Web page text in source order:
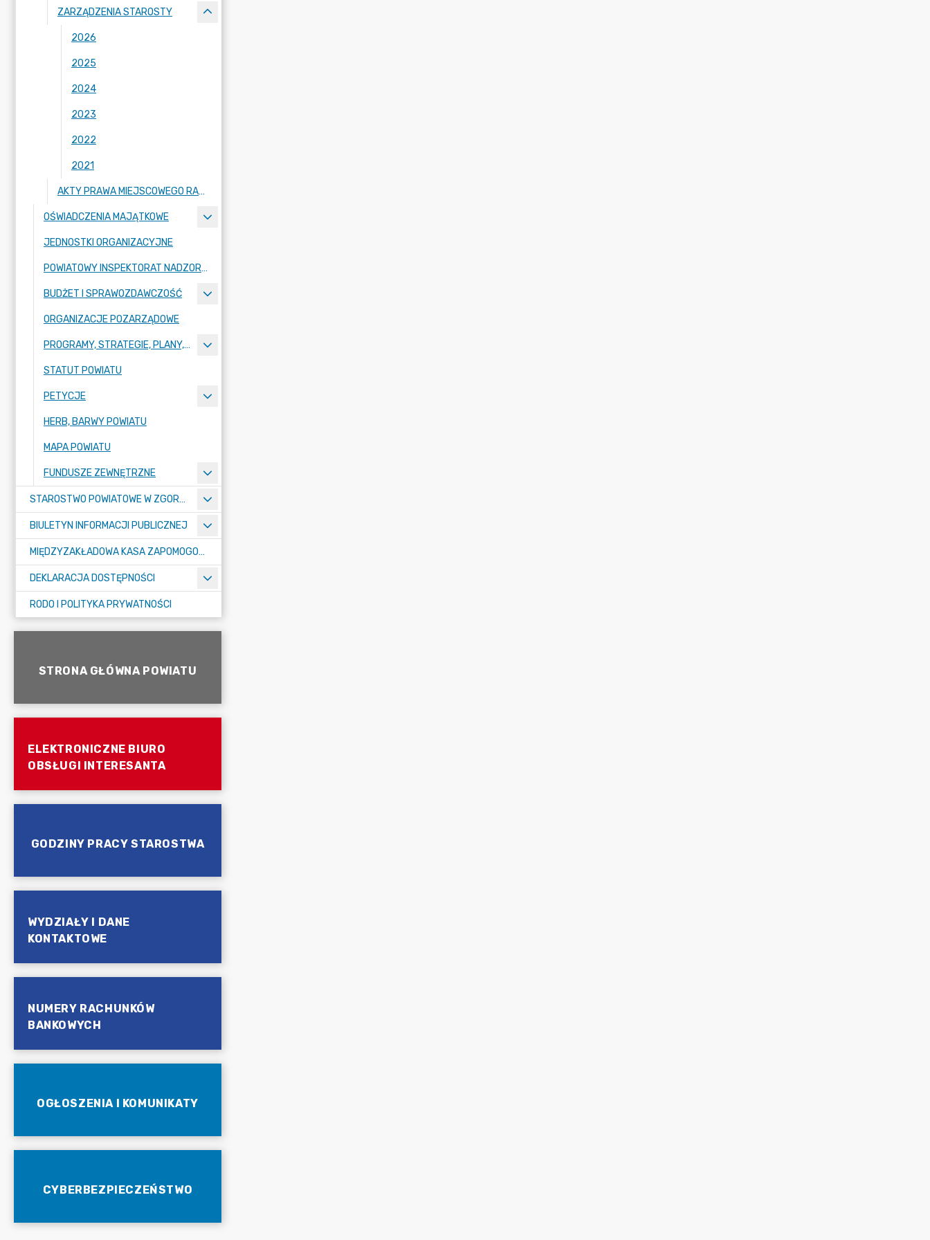
ZARZĄDZENIA STAROSTY
2026
2025
2024
2023
2022
2021
AKTY PRAWA MIEJSCOWEGO RADY POWIATU ZGORZELECKIEGO
OŚWIADCZENIA MAJĄTKOWE
JEDNOSTKI ORGANIZACYJNE
POWIATOWY INSPEKTORAT NADZORU BUDOWLANEGO
BUDŻET I SPRAWOZDAWCZOŚĆ
ORGANIZACJE POZARZĄDOWE
PROGRAMY, STRATEGIE, PLANY, RAPORTY
STATUT POWIATU
PETYCJE
HERB, BARWY POWIATU
MAPA POWIATU
FUNDUSZE ZEWNĘTRZNE
STAROSTWO POWIATOWE W ZGORZELCU
BIULETYN INFORMACJI PUBLICZNEJ
MIĘDZYZAKŁADOWA KASA ZAPOMOGOWO-POŻYCZKOWA
DEKLARACJA DOSTĘPNOŚCI
RODO I POLITYKA PRYWATNOŚCI
STRONA GŁÓWNA POWIATU
ELEKTRONICZNE BIURO
OBSŁUGI INTERESANTA
GODZINY PRACY STAROSTWA
WYDZIAŁY I DANE
KONTAKTOWE
NUMERY RACHUNKÓW
BANKOWYCH
OGŁOSZENIA I KOMUNIKATY
CYBERBEZPIECZEŃSTWO